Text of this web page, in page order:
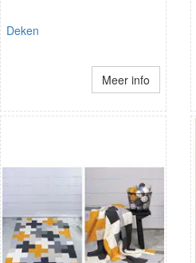
Deken
Meer info